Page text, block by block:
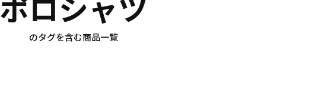
ポロシャツ
のタグを含む商品一覧